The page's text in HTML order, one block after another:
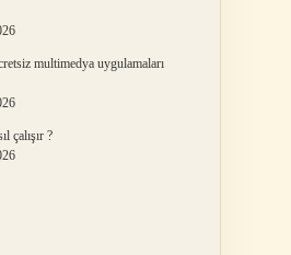
multimedya uygulamaları
çalışır ?